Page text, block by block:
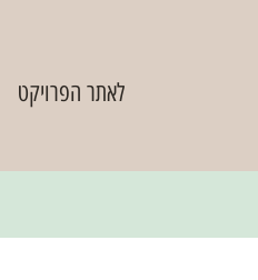
לאתר הפרויקט